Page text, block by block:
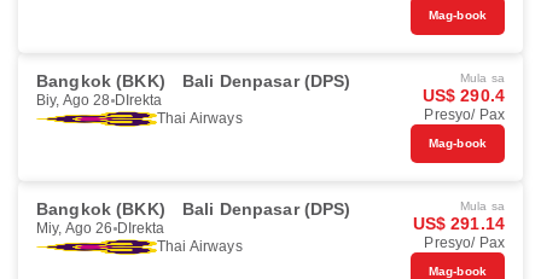
Mag-book
Bangkok (BKK) Bali Denpasar (DPS)
Biy, Ago 28 DIrekta
Thai Airways
Mula sa
US$ 290.4
Presyo/ Pax
Mag-book
Bangkok (BKK) Bali Denpasar (DPS)
Miy, Ago 26 DIrekta
Thai Airways
Mula sa
US$ 291.14
Presyo/ Pax
Mag-book